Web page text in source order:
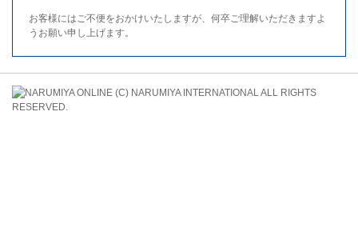
お客様にはご不便をおかけいたしますが、何卒ご理解いただきますよ
うお願い申し上げます。